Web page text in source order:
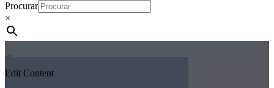
Procurar
×
Edit Content